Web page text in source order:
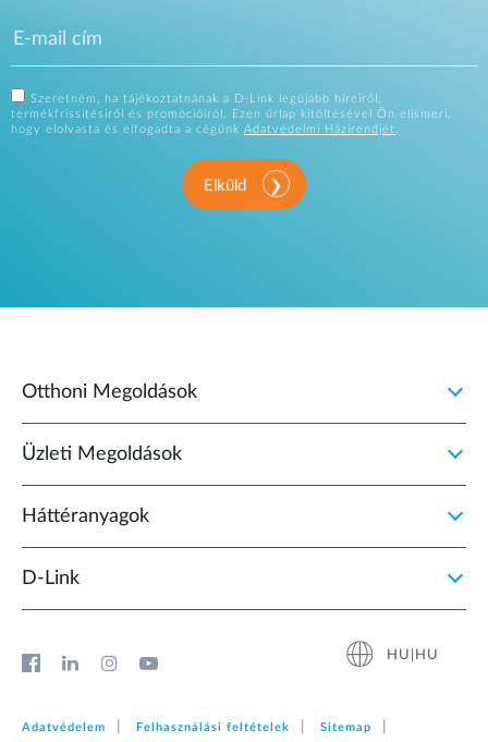
Szeretném, ha tájékoztatnának a D-Link legújabb híreiről,
termékfrissítésiről és promócióiról. Ezen űrlap kitöltésével Ön elismeri,
hogy elolvasta és elfogadta a cégünk Adatvédelmi Házirendjét.
Elküld
Otthoni Megoldások
Üzleti Megoldások
Háttéranyagok
D‑Link
HU|HU
Adatvédelem Felhasználási feltételek Sitemap